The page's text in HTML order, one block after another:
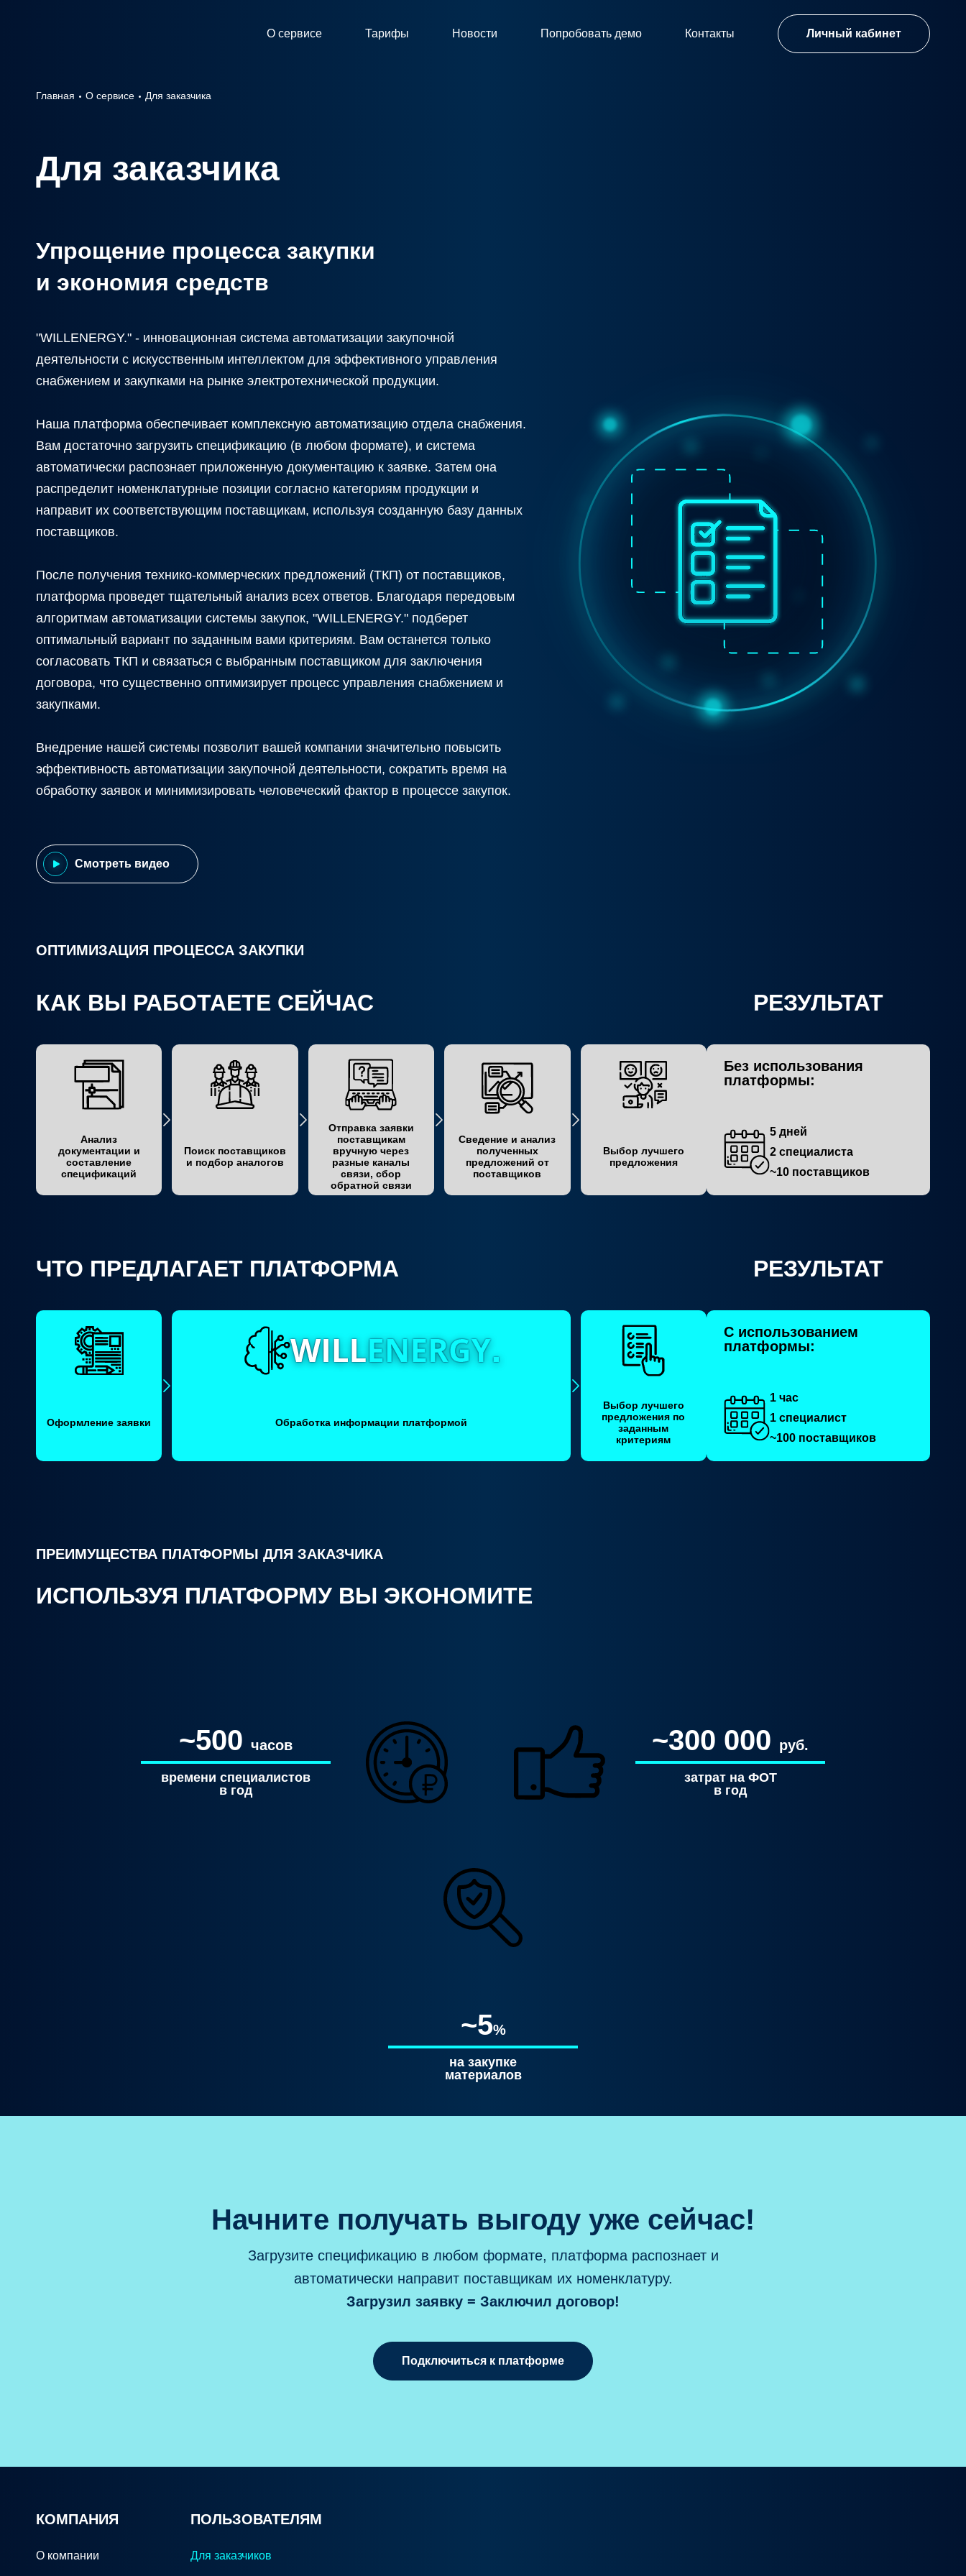
О сервисе Тарифы Новости Попробовать демо Контакты Личный кабинет
Главная О сервисе Для заказчика
Для заказчика
Упрощение процесса закупки
и экономия средств
"WILLENERGY." - инновационная система автоматизации закупочной
деятельности с искусственным интеллектом для эффективного управления
снабжением и закупками на рынке электротехнической продукции.
Наша платформа обеспечивает комплексную автоматизацию отдела снабжения.
Вам достаточно загрузить спецификацию (в любом формате), и система
автоматически распознает приложенную документацию к заявке. Затем она
распределит номенклатурные позиции согласно категориям продукции и
направит их соответствующим поставщикам, используя созданную базу данных
поставщиков.
После получения технико-коммерческих предложений (ТКП) от поставщиков,
платформа проведет тщательный анализ всех ответов. Благодаря передовым
алгоритмам автоматизации системы закупок, "WILLENERGY." подберет
оптимальный вариант по заданным вами критериям. Вам останется только
согласовать ТКП и связаться с выбранным поставщиком для заключения
договора, что существенно оптимизирует процесс управления снабжением и
закупками.
Внедрение нашей системы позволит вашей компании значительно повысить
эффективность автоматизации закупочной деятельности, сократить время на
обработку заявок и минимизировать человеческий фактор в процессе закупок.
Смотреть видео
ОПТИМИЗАЦИЯ ПРОЦЕССА ЗАКУПКИ
КАК ВЫ РАБОТАЕТЕ СЕЙЧАС
Анализ
документации и
составление
спецификаций
Поиск поставщиков
и подбор аналогов
Отправка заявки
поставщикам
вручную через
разные каналы
связи, сбор
обратной связи
Сведение и анализ
полученных
предложений от
поставщиков
Выбор лучшего
предложения
РЕЗУЛЬТАТ
Без использования
платформы:
5 дней
2 специалиста
~10 поставщиков
ЧТО ПРЕДЛАГАЕТ ПЛАТФОРМА
Оформление заявки Обработка информации платформой
Выбор лучшего
предложения по
заданным
критериям
РЕЗУЛЬТАТ
С использованием
платформы:
1 час
1 специалист
~100 поставщиков
ПРЕИМУЩЕСТВА ПЛАТФОРМЫ ДЛЯ ЗАКАЗЧИКА
ИСПОЛЬЗУЯ ПЛАТФОРМУ ВЫ ЭКОНОМИТЕ
~500 часов
времени специалистов
в год
~300 000 руб.
затрат на ФОТ
в год
~5%
на закупке
материалов
Начните получать выгоду уже сейчас!
Загрузите спецификацию в любом формате, платформа распознает и
автоматически направит поставщикам их номенклатуру.
Загрузил заявку = Заключил договор!
Подключиться к платформе
КОМПАНИЯ
О компании
ПОЛЬЗОВАТЕЛЯМ
Для заказчиков